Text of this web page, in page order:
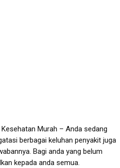
Murah – Anda sedang
berbagai keluhan penyakit juga
Bagi anda yang belum
kepada anda semua.